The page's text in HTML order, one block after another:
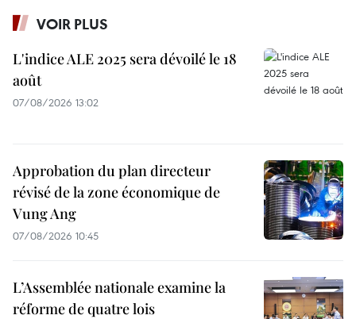
VOIR PLUS
L'indice ALE 2025 sera dévoilé le 18
août
07/08/2026 13:02
Approbation du plan directeur
révisé de la zone économique de
Vung Ang
07/08/2026 10:45
L’Assemblée nationale examine la
réforme de quatre lois